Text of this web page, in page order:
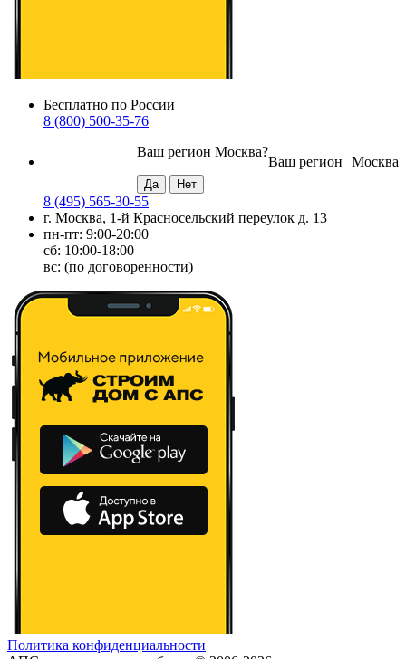
Бесплатно по России
8 (800) 500-35-76
Москва
Ваш регион
Ваш регион Москва?
8 (495) 565-30-55
г. Москва, 1-й Красносельский переулок д. 13
пн-пт: 9:00-20:00
сб: 10:00-18:00
вс: (по договоренности)
Политика конфиденциальности